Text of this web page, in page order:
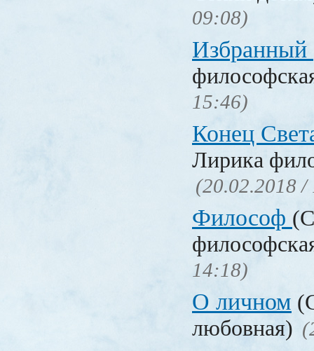
09:08)
Избранный
15:46)
Конец
Лирика
(20.02.2018 /
Философ
14:18)
О личном
любовная)